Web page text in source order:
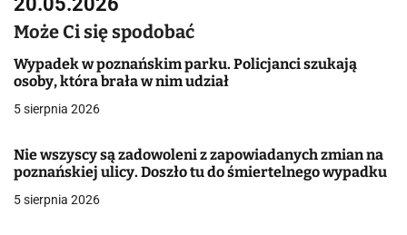
g
a
c
a
w
Może Ci się spodobać
Wypadek w poznańskim parku. Policjanci szukają
osoby, która brała w nim udział
5 sierpnia 2026
Nie wszyscy są zadowoleni z zapowiadanych zmian na
poznańskiej ulicy. Doszło tu do śmiertelnego wypadku
5 sierpnia 2026